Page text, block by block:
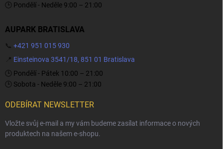
🕒 Pondělí - Neděle 9:00 – 21:00
AUPARK BRATISLAVA
📞 +421 951 015 930
📍 Einsteinova 3541/18, 851 01 Bratislava
🕒 Pondělí - Pátek 10:00 – 21:00
🕒 Sobota - Neděle 9:00 – 21:00
ODEBÍRAT NEWSLETTER
Vložte svůj e-mail a my vám budeme zasílat informace o nových
produktech na našem e-shopu.